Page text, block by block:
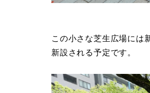
この小さな芝生広場には
新設される予定です。